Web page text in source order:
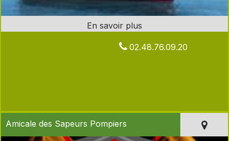
02.48.76.09.20
Amicale des Sapeurs Pompiers